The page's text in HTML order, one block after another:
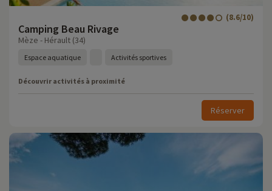
Camping Beau Rivage
(8.6/10)
Mèze - Hérault (34)
Espace aquatique Activités sportives
Découvrir activités à proximité
Réserver